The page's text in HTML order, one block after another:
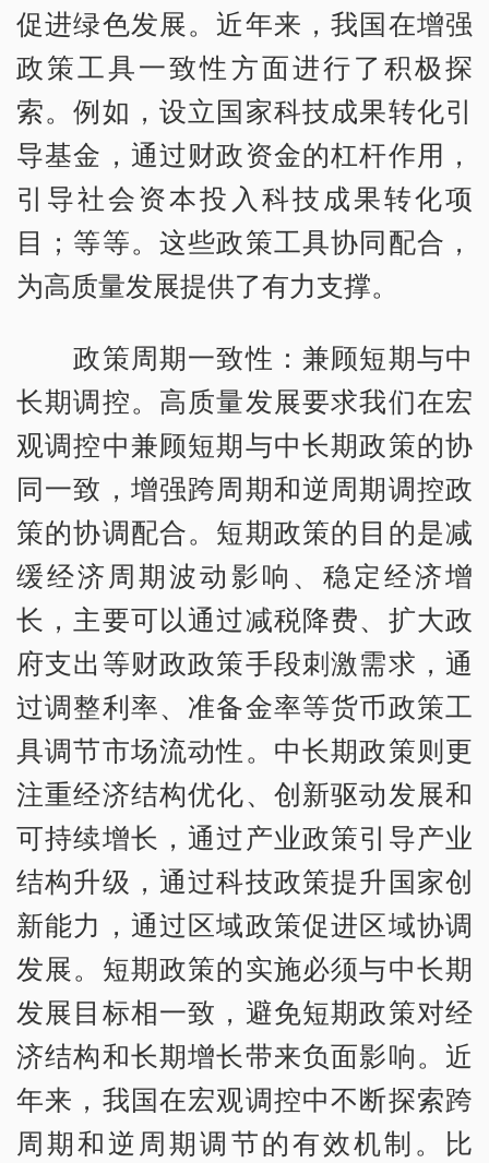
促进绿色发展。近年来，我国在增强
政策工具一致性方面进行了积极探
索。例如，设立国家科技成果转化引
导基金，通过财政资金的杠杆作用，
引导社会资本投入科技成果转化项
目；等等。这些政策工具协同配合，
为高质量发展提供了有力支撑。
政策周期一致性：兼顾短期与中
长期调控。高质量发展要求我们在宏
观调控中兼顾短期与中长期政策的协
同一致，增强跨周期和逆周期调控政
策的协调配合。短期政策的目的是减
缓经济周期波动影响、稳定经济增
长，主要可以通过减税降费、扩大政
府支出等财政政策手段刺激需求，通
过调整利率、准备金率等货币政策工
具调节市场流动性。中长期政策则更
注重经济结构优化、创新驱动发展和
可持续增长，通过产业政策引导产业
结构升级，通过科技政策提升国家创
新能力，通过区域政策促进区域协调
发展。短期政策的实施必须与中长期
发展目标相一致，避免短期政策对经
济结构和长期增长带来负面影响。近
年来，我国在宏观调控中不断探索跨
周期和逆周期调节的有效机制。比